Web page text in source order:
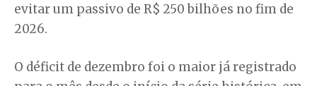
evitar um passivo de R$ 250 bilhões no fim de
2026.
O déficit de dezembro foi o maior já registrado